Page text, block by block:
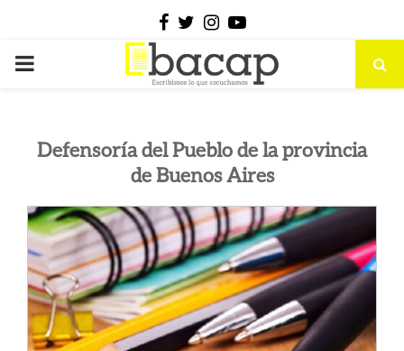
Facebook
Twitter
Instagram
Youtube
PRIMARY
Defensoría del Pueblo de la provincia
de Buenos Aires